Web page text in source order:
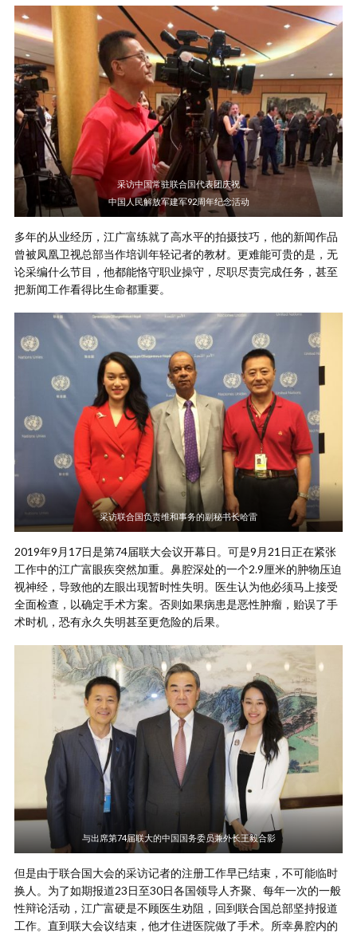
采访中国常驻联合国代表团庆祝
中国人民解放军建军92周年纪念活动
多年的从业经历，江广富练就了高水平的拍摄技巧，他的新闻作品
曾被凤凰卫视总部当作培训年轻记者的教材。更难能可贵的是，无
论采编什么节目，他都能恪守职业操守，尽职尽责完成任务，甚至
把新闻工作看得比生命都重要。
采访联合国负责维和事务的副秘书长哈雷
2019年9月17日是第74届联大会议开幕日。可是9月21日正在紧张
工作中的江广富眼疾突然加重。鼻腔深处的一个2.9厘米的肿物压迫
视神经，导致他的左眼出现暂时性失明。医生认为他必须马上接受
全面检查，以确定手术方案。否则如果病患是恶性肿瘤，贻误了手
术时机，恐有永久失明甚至更危险的后果。
与出席第74届联大的中国国务委员兼外长王毅合影
但是由于联合国大会的采访记者的注册工作早已结束，不可能临时
换人。为了如期报道23日至30日各国领导人齐聚、每年一次的一般
性辩论活动，江广富硬是不顾医生劝阻，回到联合国总部坚持报道
工作。直到联大会议结束，他才住进医院做了手术。所幸鼻腔内的